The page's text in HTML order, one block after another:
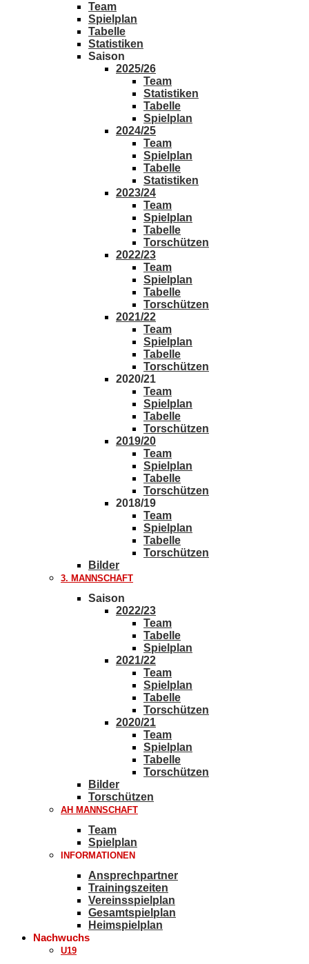
Team
Spielplan
Tabelle
Statistiken
Saison
2025/26
Team
Statistiken
Tabelle
Spielplan
2024/25
Team
Spielplan
Tabelle
Statistiken
2023/24
Team
Spielplan
Tabelle
Torschützen
2022/23
Team
Spielplan
Tabelle
Torschützen
2021/22
Team
Spielplan
Tabelle
Torschützen
2020/21
Team
Spielplan
Tabelle
Torschützen
2019/20
Team
Spielplan
Tabelle
Torschützen
2018/19
Team
Spielplan
Tabelle
Torschützen
Bilder
3. MANNSCHAFT
Saison
2022/23
Team
Tabelle
Spielplan
2021/22
Team
Spielplan
Tabelle
Torschützen
2020/21
Team
Spielplan
Tabelle
Torschützen
Bilder
Torschützen
AH MANNSCHAFT
Team
Spielplan
INFORMATIONEN
Ansprechpartner
Trainingszeiten
Vereinsspielplan
Gesamtspielplan
Heimspielplan
Nachwuchs
U19